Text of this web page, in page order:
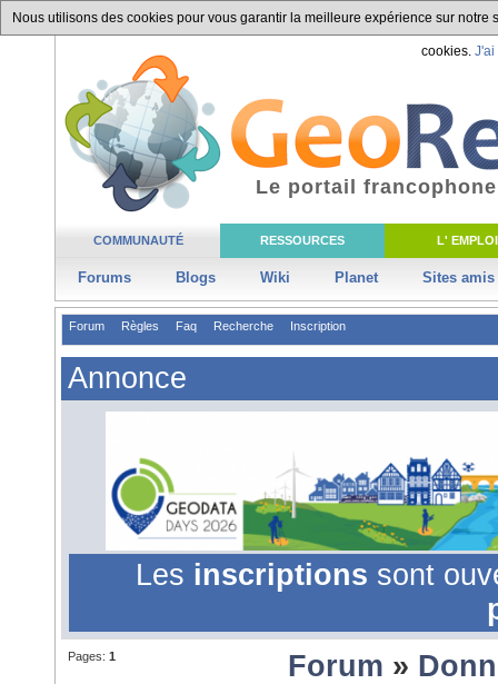
Nous utilisons des cookies pour vous garantir la meilleure expérience sur
cookies. J'ai
COMMUNAUTÉ RESSOURCES L' EMPLOI
Forums Blogs Wiki Planet Sites amis
Le portail
Forum Règles Faq Recherche Inscription
Annonce
Les inscriptions sont
Pages: 1 Forum »